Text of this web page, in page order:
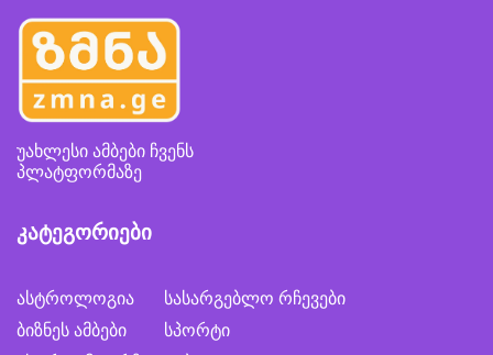
უახლესი ამბები ჩვენს
პლატფორმაზე
კატეგორიები
ასტროლოგია
ბიზნეს ამბები
სასარგებლო რჩევები
სპორტი